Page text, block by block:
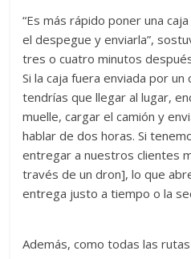
“Es más rápido poner una
el despegue y enviarla”,
tres o cuatro minutos
Si la caja fuera enviada por
tendrías que llegar al lugar,
muelle, cargar el camión y
hablar de dos horas. Si
entregar a nuestros clientes
través de un dron], lo que
entrega justo a tiempo o la
Además, como todas las